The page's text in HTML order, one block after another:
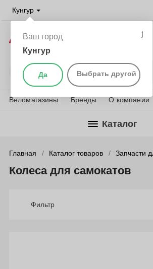
Кунгур
Ваш город
Кунгур
Да Выбрать другой
Веломагазины Бренды О компании
Каталог
Главная Каталог товаров Запчасти
Колеса для самокатов
Фильтр